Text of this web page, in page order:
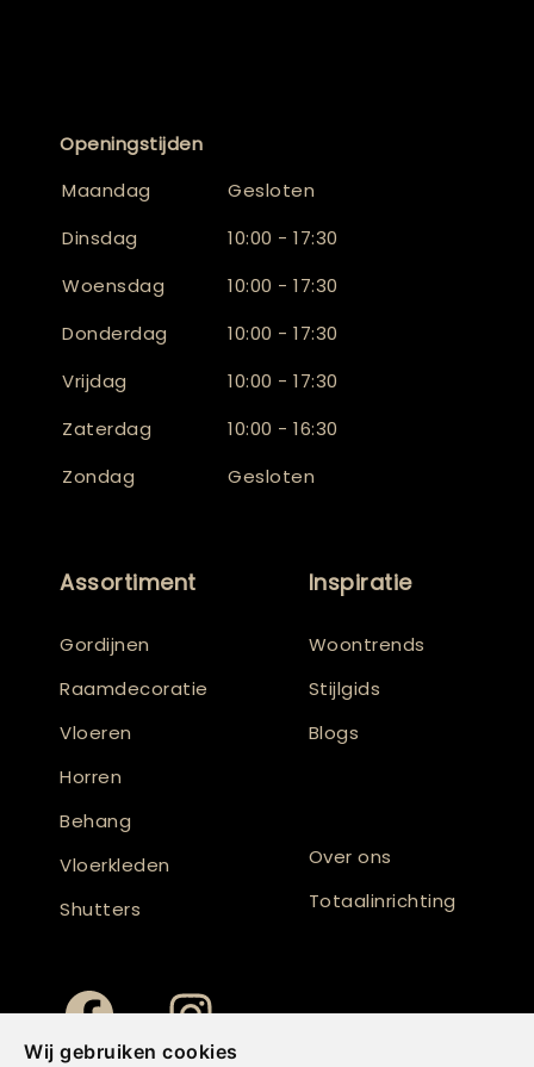
Wij gebruiken cookies
Openingstijden
Maandag
Gesloten
Dinsdag
10:00 - 17:30
Woensdag
10:00 - 17:30
Donderdag
10:00 - 17:30
Vrijdag
10:00 - 17:30
Zaterdag
10:00 - 16:30
Zondag
Gesloten
Assortiment
Gordijnen
Raamdecoratie
Vloeren
Horren
Behang
Vloerkleden
Shutters
Inspiratie
Woontrends
Stijlgids
Blogs
Over ons
Totaalinrichting